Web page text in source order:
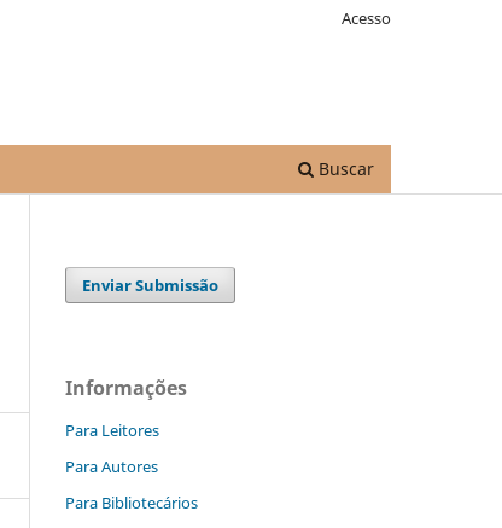
Buscar
Acesso
Enviar Submissão
Informações
Para Leitores
Para Autores
Para Bibliotecários